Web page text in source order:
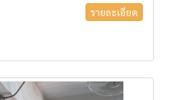
รายละเอียด